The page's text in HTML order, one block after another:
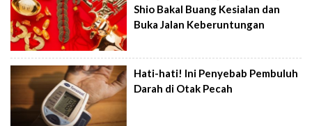
Shio Bakal Buang Kesialan dan
Buka Jalan Keberuntungan
Hati-hati! Ini Penyebab Pembuluh
Darah di Otak Pecah